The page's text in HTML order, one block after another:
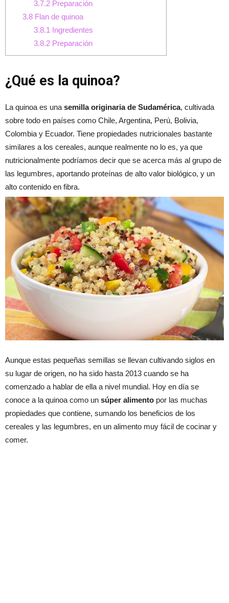
3.7.2 Preparación
3.8Flan de quinoa
3.8.1 Ingredientes
3.8.2 Preparación
¿Qué es la quinoa?
La quinoa es una semilla originaria de Sudamérica, cultivada
sobre todo en países como Chile, Argentina, Perú, Bolivia,
Colombia y Ecuador. Tiene propiedades nutricionales bastante
similares a los cereales, aunque realmente no lo es, ya que
nutricionalmente podríamos decir que se acerca más al grupo de
las legumbres, aportando proteínas de alto valor biológico, y un
alto contenido en fibra.
Aunque estas pequeñas semillas se llevan cultivando siglos en
su lugar de origen, no ha sido hasta 2013 cuando se ha
comenzado a hablar de ella a nivel mundial. Hoy en día se
conoce a la quinoa como un súper alimento por las muchas
propiedades que contiene, sumando los beneficios de los
cereales y las legumbres, en un alimento muy fácil de cocinar y
comer.